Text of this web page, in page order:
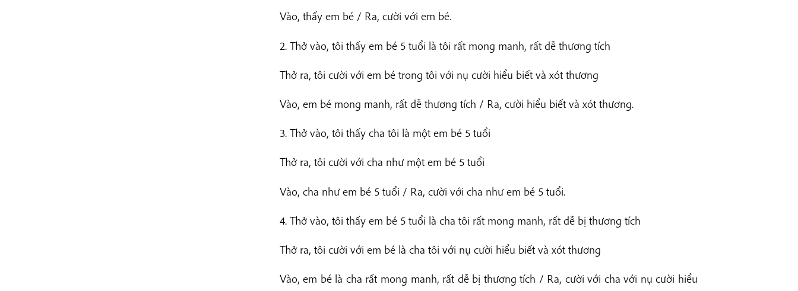
Vào, thấy em bé / Ra, cười với em bé.
2. Thở vào, tôi thấy em bé 5 tuổi là tôi rất mong manh, rất dễ thương tích
Thở ra, tôi cười với em bé trong tôi với nụ cười hiểu biết và xót thương
Vào, em bé mong manh, rất dễ thương tích / Ra, cười hiểu biết và xót thương.
3. Thở vào, tôi thấy cha tôi là một em bé 5 tuổi
Thở ra, tôi cười với cha như một em bé 5 tuổi
Vào, cha như em bé 5 tuổi / Ra, cười với cha như em bé 5 tuổi.
4. Thở vào, tôi thấy em bé 5 tuổi là cha tôi rất mong manh, rất dễ bị thương tích
Thở ra, tôi cười với em bé là cha tôi với nụ cười hiểu biết và xót thương
Vào, em bé là cha rất mong manh, rất dễ bị thương tích / Ra, cười với cha với nụ cười hiểu